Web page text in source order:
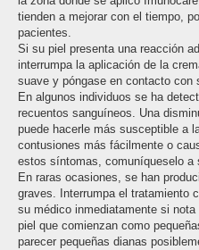
tienden a mejorar con el tiempo,
pacientes.
Si su piel presenta una reacción
interrumpa la aplicación de la
suave y póngase en contacto con
En algunos individuos se ha
recuentos sanguíneos. Una
puede hacerle más susceptible a
contusiones más fácilmente o
estos síntomas, comuníqueselo a
En raras ocasiones, se han
graves. Interrumpa el tratamiento
su médico inmediatamente si
piel que comienzan como
parecer pequeñas dianas